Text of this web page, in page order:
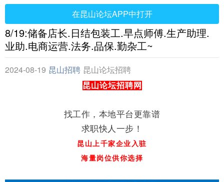
在昆山论坛APP中打开
8/19:储备店长.日结包装工.早点师傅.生产助理.
业助.电商运营.法务.品保.勤杂工~
2024-08-19 昆山招聘 昆山论坛招聘
网
昆山论坛招聘网
找工作，本地平台更靠谱
求职快人一步！
昆山上千家企业入驻
海量岗位供你选择